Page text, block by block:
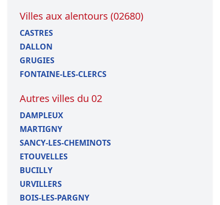
Villes aux alentours (02680)
CASTRES
DALLON
GRUGIES
FONTAINE-LES-CLERCS
Autres villes du 02
DAMPLEUX
MARTIGNY
SANCY-LES-CHEMINOTS
ETOUVELLES
BUCILLY
URVILLERS
BOIS-LES-PARGNY